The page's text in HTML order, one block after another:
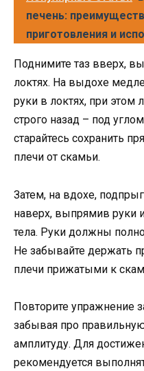
печень:
приготовления и
Поднимите таз вверх,
локтях. На выдохе
руки в локтях, при этом
строго назад – под
старайтесь сохранить
плечи от скамьи.
Затем, на вдохе,
наверх, выпрямив руки
тела. Руки должны
Не забывайте держать
плечи прижатыми к
Повторите упражнение
забывая про
амплитуду. Для
рекомендуется